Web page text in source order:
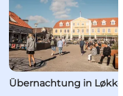
Übernachtung in